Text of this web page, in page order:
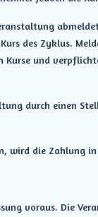
des Zyklus.
und
durch einen
wird die Zahlung
voraus. Die